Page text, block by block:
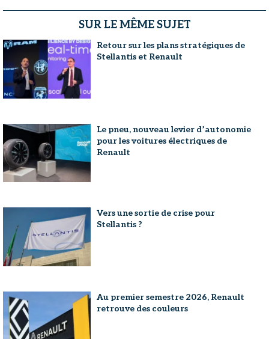
SUR LE MÊME SUJET
Retour sur les plans stratégiques de
Stellantis et Renault
Le pneu, nouveau levier d’autonomie
pour les voitures électriques de
Renault
Vers une sortie de crise pour
Stellantis ?
Au premier semestre 2026, Renault
retrouve des couleurs